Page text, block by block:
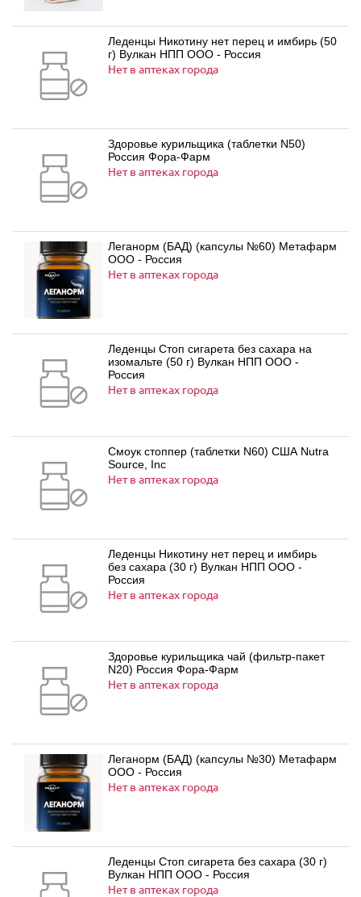
Леденцы Никотину нет перец и имбирь (50
г) Вулкан НПП ООО - Россия
Нет в аптеках города
Здоровье курильщика (таблетки N50)
Россия Фора-Фарм
Нет в аптеках города
Леганорм (БАД) (капсулы №60) Метафарм
ООО - Россия
Нет в аптеках города
Леденцы Стоп сигарета без сахара на
изомальте (50 г) Вулкан НПП ООО -
Россия
Нет в аптеках города
Смоук стоппер (таблетки N60) США Nutra
Source, Inc
Нет в аптеках города
Леденцы Никотину нет перец и имбирь
без сахара (30 г) Вулкан НПП ООО -
Россия
Нет в аптеках города
Здоровье курильщика чай (фильтр-пакет
N20) Россия Фора-Фарм
Нет в аптеках города
Леганорм (БАД) (капсулы №30) Метафарм
ООО - Россия
Нет в аптеках города
Леденцы Стоп сигарета без сахара (30 г)
Вулкан НПП ООО - Россия
Нет в аптеках города